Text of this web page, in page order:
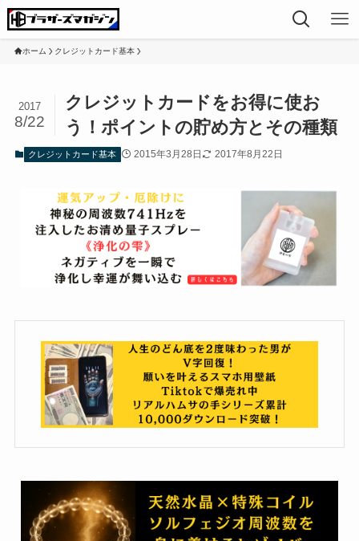
ホーム クレジットカード基本
クレジットカードをお得に使お
う！ポイントの貯め方とその種類
2017
8/22
クレジットカード基本 2015年3月28日 2017年8月22日